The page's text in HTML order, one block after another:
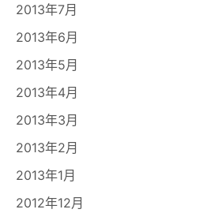
2013年7月
2013年6月
2013年5月
2013年4月
2013年3月
2013年2月
2013年1月
2012年12月